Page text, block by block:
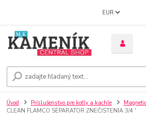
EUR
Úvod Príslušenstvo pre kotly a kachle
CLEAN FLAMCO SEPARATOR ZNEČISTENIA 3/4 '